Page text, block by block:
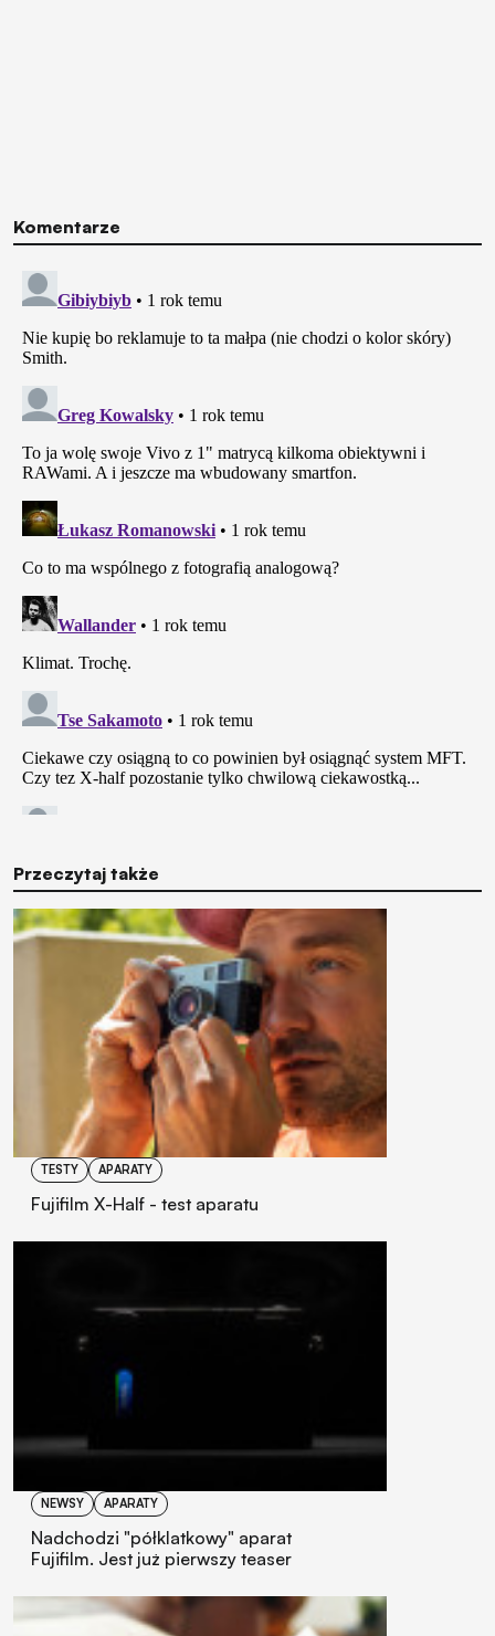
Komentarze
Przeczytaj także
TESTY APARATY
Fujifilm X-Half - test aparatu
NEWSY APARATY
Nadchodzi "półklatkowy" aparat
Fujifilm. Jest już pierwszy teaser